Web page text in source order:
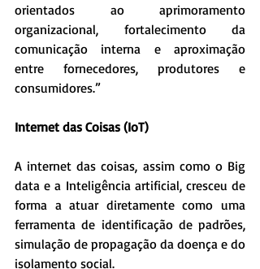
orientados ao aprimoramento
organizacional, fortalecimento da
comunicação interna e aproximação
entre fornecedores, produtores e
consumidores.”
Internet das Coisas (IoT)
A internet das coisas, assim como o Big
data e a Inteligência artificial, cresceu de
forma a atuar diretamente como uma
ferramenta de identificação de padrões,
simulação de propagação da doença e do
isolamento social.